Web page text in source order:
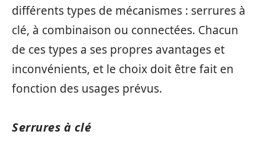
différents types de mécanismes : serrures à
clé, à combinaison ou connectées. Chacun
de ces types a ses propres avantages et
inconvénients, et le choix doit être fait en
fonction des usages prévus.
Serrures à clé